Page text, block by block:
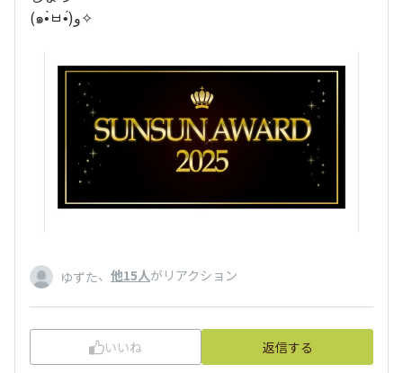
(๑•̀ㅂ•́)و✧
ゆずた、 他15人がリアクション
いいね 返信する